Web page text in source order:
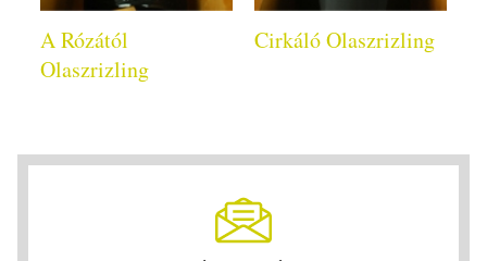
A Rózától
Olaszrizling
Cirkáló Olaszrizling